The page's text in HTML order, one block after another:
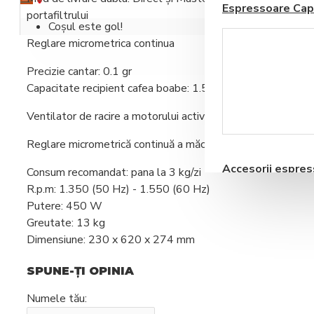
Blendere si Aparate
Milkshake
Fructe si Legume
Espressoare
Accesorii
Coșul este gol!
portafiltrului
Reglare micrometrica continua
Precizie cantar: 0.1 gr
Capacitate recipient cafea boabe: 1.5 kg
Ventilator de racire a motorului activat electronic
Reglare micrometrică continuă a măcinării
Consum recomandat: pana la 3 kg/zi
R.p.m: 1.350 (50 Hz) - 1.550 (60 Hz)
Putere: 450 W
Greutate: 13 kg
Dimensiune: 230 x 620 x 274 mm
SPUNE-ŢI OPINIA
Numele tău: